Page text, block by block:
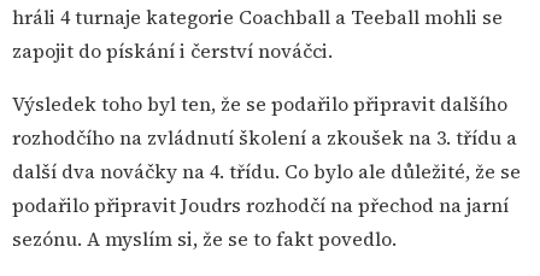
hráli 4 turnaje kategorie Coachball a Teeball mohli se
zapojit do pískání i čerství nováčci.
Výsledek toho byl ten, že se podařilo připravit dalšího
rozhodčího na zvládnutí školení a zkoušek na 3. třídu a
další dva nováčky na 4. třídu. Co bylo ale důležité, že se
podařilo připravit Joudrs rozhodčí na přechod na jarní
sezónu. A myslím si, že se to fakt povedlo.